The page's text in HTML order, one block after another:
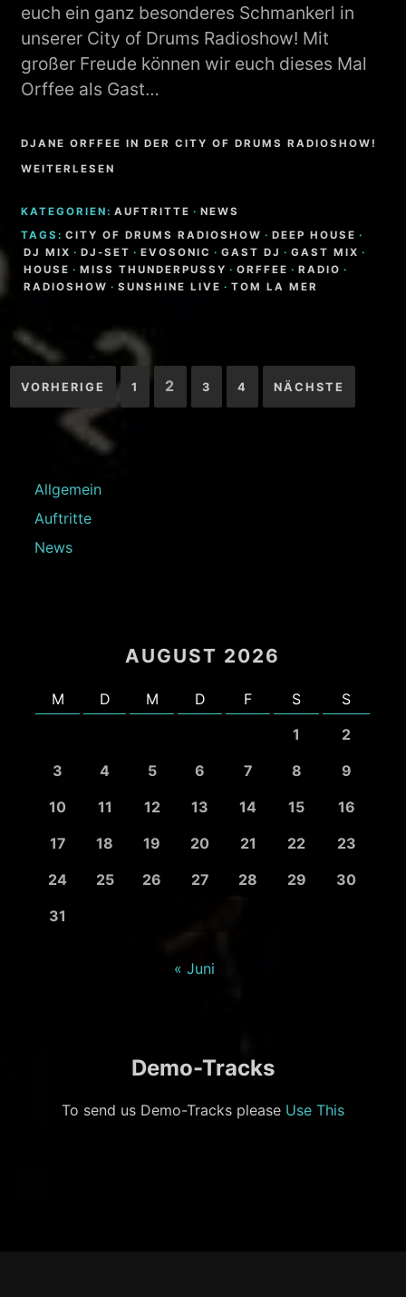
euch ein ganz besonderes Schmankerl in
unserer City of Drums Radioshow! Mit
großer Freude können wir euch dieses Mal
Orffee als Gast…
DJANE ORFFEE IN DER CITY OF DRUMS RADIOSHOW!
WEITERLESEN
KATEGORIEN: AUFTRITTE · NEWS
TAGS: CITY OF DRUMS RADIOSHOW · DEEP HOUSE ·
DJ MIX · DJ-SET · EVOSONIC · GAST DJ · GAST MIX ·
HOUSE · MISS THUNDERPUSSY · ORFFEE · RADIO ·
RADIOSHOW · SUNSHINE LIVE · TOM LA MER
Seitennummerierung
der
Beiträge
VORHERIGE 1 2 3 4 NÄCHSTE
Allgemein
Auftritte
News
AUGUST 2026
M D M D F S
S
1
2
3
4 5 6 7 8
9
10
11 12 13 14 15
16
17
18 19 20 21 22
23
24
25 26 27 28 29
30
31
« Juni
Demo-Tracks
To send us Demo-Tracks please Use This